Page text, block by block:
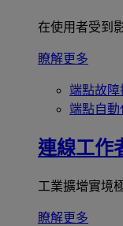
在使用者受到
瞭解更多
端點故障
端點自動
連線工作
工業擴增實境
瞭解更多